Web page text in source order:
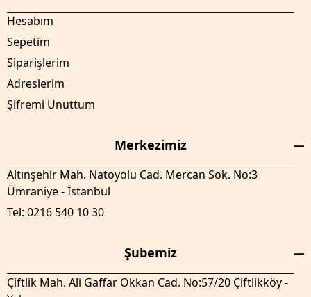
Hesabım
Sepetim
Siparişlerim
Adreslerim
Şifremi Unuttum
Merkezimiz
Altınşehir Mah. Natoyolu Cad. Mercan Sok. No:3
Ümraniye - İstanbul
Tel: 0216 540 10 30
Şubemiz
Çiftlik Mah. Ali Gaffar Okkan Cad. No:57/20 Çiftlikköy -